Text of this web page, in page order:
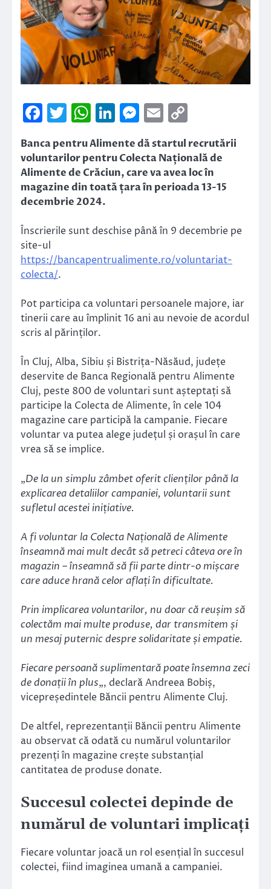
Facebook
Twitter
WhatsApp
LinkedIn
Messenger
Email
Link
Banca pentru Alimente dă startul recrutării
voluntarilor pentru Colecta Națională de
Alimente de Crăciun, care va avea loc în
magazine din toată țara în perioada 13-15
decembrie 2024.
Înscrierile sunt deschise până în 9 decembrie pe
site-ul
https://bancapentrualimente.ro/voluntariat-
colecta/.
Pot participa ca voluntari persoanele majore, iar
tinerii care au împlinit 16 ani au nevoie de acordul
scris al părinților.
În Cluj, Alba, Sibiu și Bistrița-Năsăud, județe
deservite de Banca Regională pentru Alimente
Cluj, peste 800 de voluntari sunt așteptați să
participe la Colecta de Alimente, în cele 104
magazine care participă la campanie. Fiecare
voluntar va putea alege județul și orașul în care
vrea să se implice.
„De la un simplu zâmbet oferit clienților până la
explicarea detaliilor campaniei, voluntarii sunt
sufletul acestei inițiative.
A fi voluntar la Colecta Națională de Alimente
înseamnă mai mult decât să petreci câteva ore în
magazin – înseamnă să fii parte dintr-o mișcare
care aduce hrană celor aflați în dificultate.
Prin implicarea voluntarilor, nu doar că reușim să
colectăm mai multe produse, dar transmitem și
un mesaj puternic despre solidaritate și empatie.
Fiecare persoană suplimentară poate însemna zeci
de donații în plus„, declară Andreea Bobiș,
vicepreședintele Băncii pentru Alimente Cluj.
De altfel, reprezentanții Băncii pentru Alimente
au observat că odată cu numărul voluntarilor
prezenți în magazine crește substanțial
cantitatea de produse donate.
Succesul colectei depinde de
numărul de voluntari implicați
Fiecare voluntar joacă un rol esențial în succesul
colectei, fiind imaginea umană a campaniei.